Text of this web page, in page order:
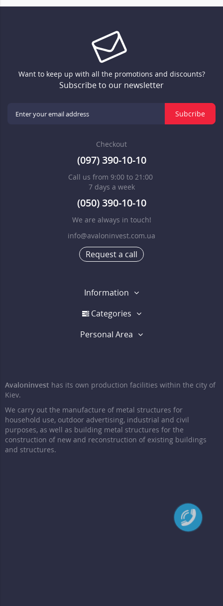
Want to keep up with all the promotions and discounts?
Subscribe to our newsletter
Subcribe
Checkout
(097) 390-10-10
Call us from 9:00 to 21:00
7 days a week
(050) 390-10-10
We are always in touch!
info@avaloninvest.com.ua
Request a call
Information
Categories
Personal Area
Avaloninvest has its own production facilities within the city of
Kiev.
We carry out the manufacture of metal structures for
household use, outdoor advertising, industrial and civil
purposes, as well as building metal structures for the
construction of new and reconstruction of existing buildings
and structures.